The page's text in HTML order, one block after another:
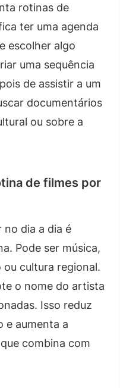
rotinas de
ter uma agenda
escolher algo
uma sequência
de assistir a um
documentários
ou sobre a
de filmes por
no dia a dia é
Pode ser música,
cultura regional.
o nome do artista
Isso reduz
e aumenta a
combina com